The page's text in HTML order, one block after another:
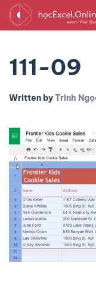
111-09
Written byTrinh